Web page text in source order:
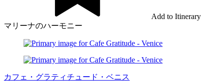
Add to Itinerary
マリーナのハーモニー
カフェ・グラティチュード・ベニス